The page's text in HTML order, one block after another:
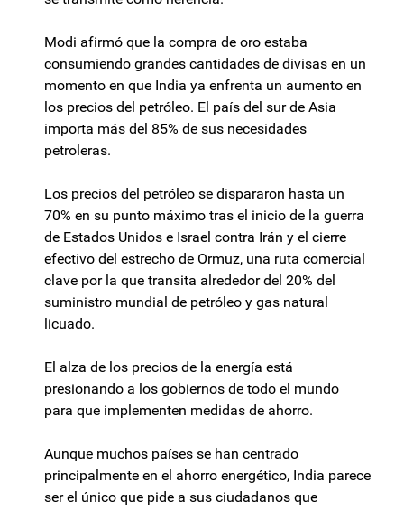
Modi afirmó que la compra de oro estaba
consumiendo grandes cantidades de divisas en un
momento en que India ya enfrenta un aumento en
los precios del petróleo. El país del sur de Asia
importa más del 85% de sus necesidades
petroleras.
Los precios del petróleo se dispararon hasta un
70% en su punto máximo tras el inicio de la guerra
de Estados Unidos e Israel contra Irán y el cierre
efectivo del estrecho de Ormuz, una ruta comercial
clave por la que transita alrededor del 20% del
suministro mundial de petróleo y gas natural
licuado.
El alza de los precios de la energía está
presionando a los gobiernos de todo el mundo
para que implementen medidas de ahorro.
Aunque muchos países se han centrado
principalmente en el ahorro energético, India parece
ser el único que pide a sus ciudadanos que